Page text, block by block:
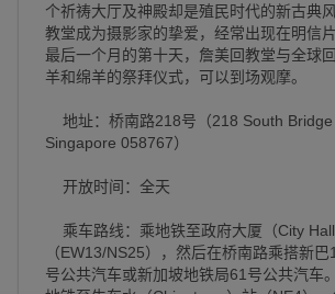
个祈祷大厅及神殿却是殖民时代的新古典
教堂成为摄影家的挚爱，经常出现在明信
最后一个月的第十天，詹美回教堂与全球
羊和绵羊的祭拜仪式，可以到场观摩。
地址：桥南路218号（218 South Bridge
Singapore 058767）
开放时间：全天
乘车路线：乘地铁至政府大厦（City
（EW13/NS25），然后在桥南路乘搭新
号公共汽车或新加坡地铁局61号公共汽车